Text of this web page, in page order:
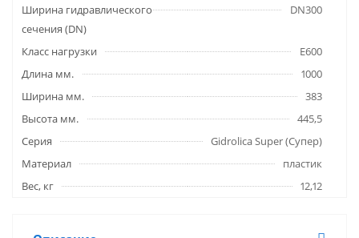
Ширина гидравлического
сечения (DN)
DN300
Класс нагрузки
E600
Длина мм.
1000
Ширина мм.
383
Высота мм.
445,5
Серия
Gidrolica Super (Супер)
Материал
пластик
Вес, кг
12,12